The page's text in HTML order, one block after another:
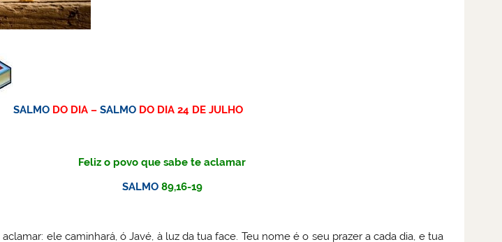
SALMO DO DIA –SALMO DO DIA 24 DE JULHO
Feliz o povo que sabe te aclamar
SALMO89,16-19
ele caminhará, ó Javé, à luz da tua face. Teu nome é o seu prazer a cada dia, e tua